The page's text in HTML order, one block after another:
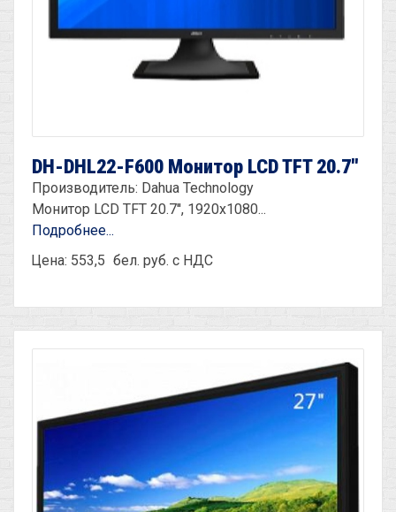
DH-DHL22-F600 Монитор LCD TFT 20.7''
Производитель: Dahua Technology
Монитор LCD TFT 20.7'', 1920х1080...
Подробнее...
Цена: 553,5 бел. руб. с НДС